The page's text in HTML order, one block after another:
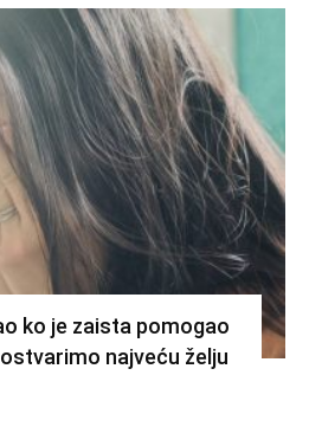
ko je zaista pomogao
najveću želju